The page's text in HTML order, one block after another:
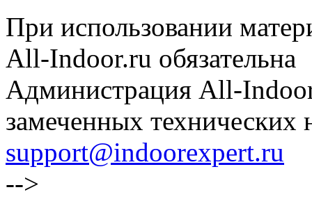
При использовании
All-Indoor.ru обязательна
Администрация All-
замеченных технических
support@indoorexpert.ru
-->